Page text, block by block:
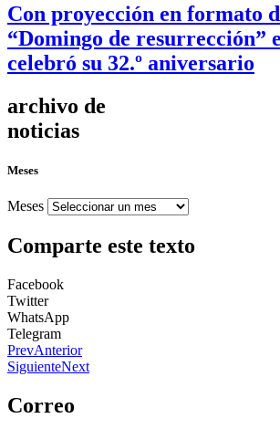
Con proyección en formato
“Domingo de resurrección”
celebró su 32.º aniversario
archivo de
noticias
Meses
Meses
Comparte este texto
Facebook
Twitter
WhatsApp
Telegram
PrevAnterior
SiguienteNext
Correo